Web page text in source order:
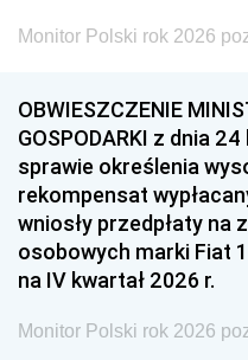
Monitor Polski rok 2026
OBWIESZCZENIE
GOSPODARKI z dnia
sprawie określenia
rekompensat
wniosły przedpłaty na
osobowych marki Fiat
na IV kwartał 2026 r.
Monitor Polski rok 2026